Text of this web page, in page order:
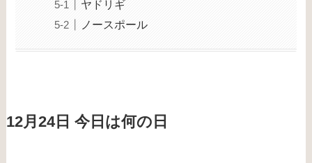
ヤドリギ
ノースポール
12月24日 今日は何の日